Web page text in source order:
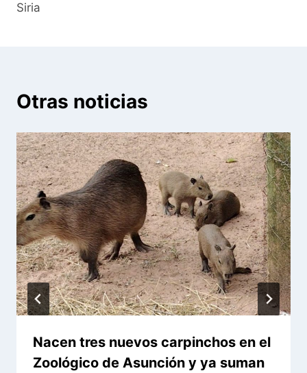
Siria
Otras noticias
Nacen tres nuevos carpinchos en el
Zoológico de Asunción y ya suman